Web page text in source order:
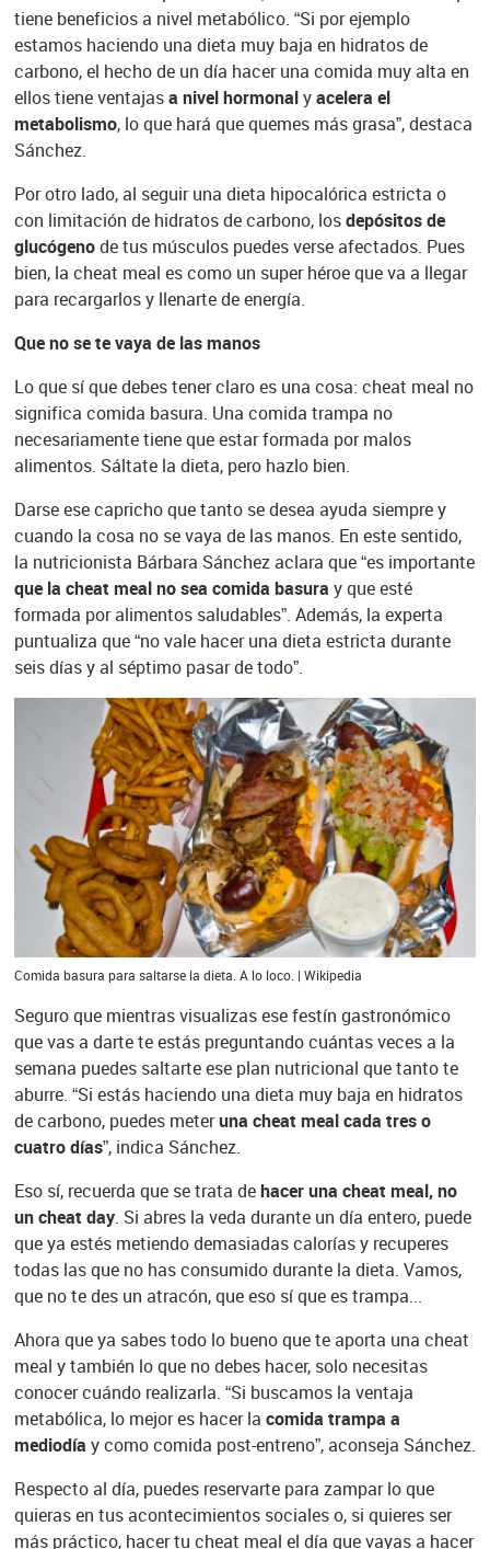
tiene beneficios a nivel metabólico. “Si por ejemplo
estamos haciendo una dieta muy baja en hidratos de
carbono, el hecho de un día hacer una comida muy alta en
ellos tiene ventajasa nivel hormonalyacelera el
metabolismo, lo que hará que quemes más grasa”, destaca
Sánchez.
Por otro lado, al seguir una dieta hipocalórica estricta o
con limitación de hidratos de carbono, losdepósitos de
glucógenode tus músculos puedes verse afectados. Pues
bien, la cheat meal es como un super héroe que va a llegar
para recargarlos y llenarte de energía.
Que no se te vaya de las manos
Lo que sí que debes tener claro es una cosa: cheat meal no
significa comida basura. Una comida trampa no
necesariamente tiene que estar formada por malos
alimentos. Sáltate la dieta, pero hazlo bien.
Darse ese capricho que tanto se desea ayuda siempre y
cuando la cosa no se vaya de las manos. En este sentido,
la nutricionista Bárbara Sánchez aclara que “es importante
que la cheat meal no sea comida basura y que esté
formada por alimentos saludables”. Además, la experta
puntualiza que “no vale hacer una dieta estricta durante
seis días y al séptimo pasar de todo”.
Comida basura para saltarse la dieta. A lo loco. | Wikipedia
Seguro que mientras visualizas ese festín gastronómico
que vas a darte te estás preguntando cuántas veces a la
semana puedes saltarte ese plan nutricional que tanto te
aburre. “Si estás haciendo una dieta muy baja en hidratos
de carbono, puedes meteruna cheat meal cada tres o
cuatro días”, indica Sánchez.
Eso sí, recuerda que se trata dehacer una cheat meal, no
un cheat day. Si abres la veda durante un día entero, puede
que ya estés metiendo demasiadas calorías y recuperes
todas las que no has consumido durante la dieta. Vamos,
que no te des un atracón, que eso sí que es trampa...
Ahora que ya sabes todo lo bueno que te aporta una cheat
meal y también lo que no debes hacer, solo necesitas
conocer cuándo realizarla. “Si buscamos la ventaja
metabólica, lo mejor es hacer la comida trampa a
mediodía y como comida post-entreno”, aconseja Sánchez.
Respecto al día, puedes reservarte para zampar lo que
quieras en tus acontecimientos sociales o, si quieres ser
más práctico, hacer tu cheat meal el día que vayas a hacer